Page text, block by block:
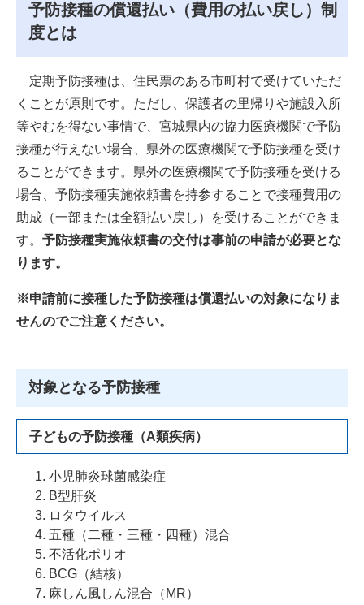
予防接種の償還払い（費用の払い戻し）制
度とは​
定期予防接種は、住民票のある市町村で受けていただ
くことが原則です。ただし、保護者の里帰りや施設入所
等やむを得ない事情で、宮城県内の協力医療機関で予防
接種が行えない場合、県外の医療機関で予防接種を受け
ることができます。県外の医療機関で予防接種を受ける
場合、予防接種実施依頼書を持参することで接種費用の
助成（一部または全額払い戻し）を受けることができま
す。 予防接種実施依頼書の交付は事前の申請が必要とな
ります。
※申請前に接種した予防接種は償還払いの対象になりま
せんのでご注意ください。
対象となる予防接種
子どもの予防接種（A類疾病）
小児肺炎球菌感染症
B型肝炎
ロタウイルス
五種（二種・三種・四種）混合
不活化ポリオ
BCG（結核）
麻しん風しん混合（MR）